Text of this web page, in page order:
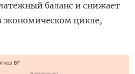
баланс и снижает
экономическом цикле,